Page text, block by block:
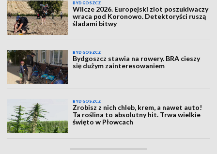
BYDGOSZCZ
Wilcze 2026. Europejski zlot poszukiwaczy
wraca pod Koronowo. Detektoryści ruszą
śladami bitwy
BYDGOSZCZ
Bydgoszcz stawia na rowery. BRA cieszy
się dużym zainteresowaniem
BYDGOSZCZ
Zrobisz z nich chleb, krem, a nawet auto!
Ta roślina to absolutny hit. Trwa wielkie
święto w Płowcach